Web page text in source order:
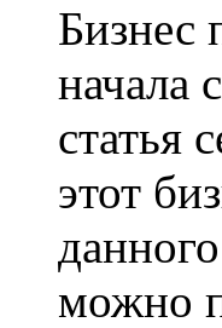
Бизнес
начала
статья
этот
можно